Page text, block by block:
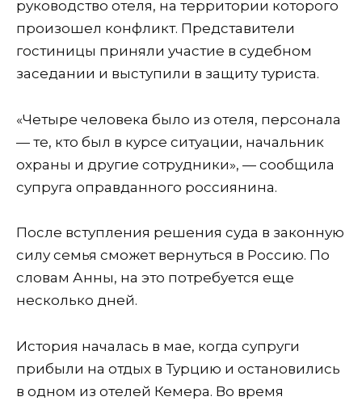
руководство отеля, на территории которого
произошел конфликт. Представители
гостиницы приняли участие в судебном
заседании и выступили в защиту туриста.
«Четыре человека было из отеля, персонала
— те, кто был в курсе ситуации, начальник
охраны и другие сотрудники», — сообщила
супруга оправданного россиянина.
После вступления решения суда в законную
силу семья сможет вернуться в Россию. По
словам Анны, на это потребуется еще
несколько дней.
История началась в мае, когда супруги
прибыли на отдых в Турцию и остановились
в одном из отелей Кемера. Во время